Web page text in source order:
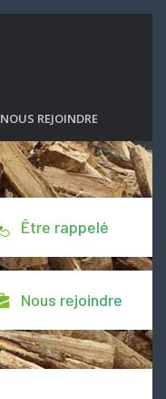
Être rappelé
Nous rejoindre
NOUS REJOINDRE